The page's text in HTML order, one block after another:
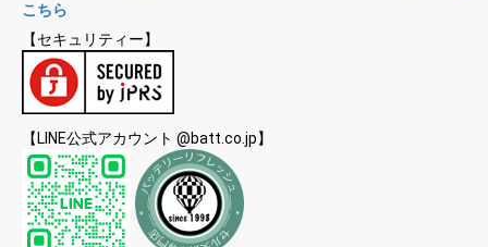
こちら
【セキュリティー】
【LINE公式アカウント @batt.co.jp】